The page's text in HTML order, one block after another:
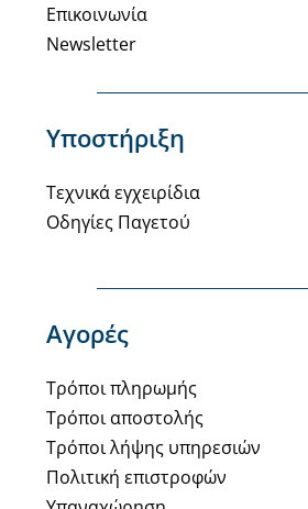
Επικοινωνία
Newsletter
Υποστήριξη
Τεχνικά εγχειρίδια
Οδηγίες Παγετού
Αγορές
Τρόποι πληρωμής
Τρόποι αποστολής
Τρόποι λήψης υπηρεσιών
Πολιτική επιστροφών